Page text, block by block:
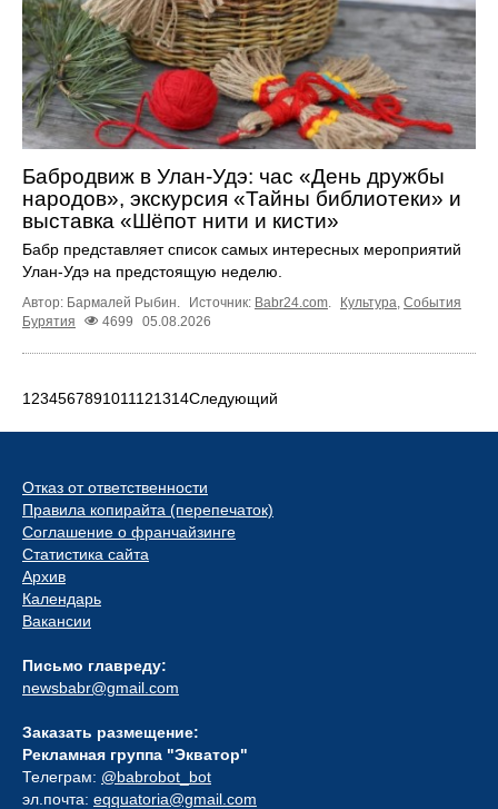
Бабродвиж в Улан-Удэ: час «День дружбы
народов», экскурсия «Тайны библиотеки» и
выставка «Шёпот нити и кисти»
Бабр представляет список самых интересных мероприятий
Улан-Удэ на предстоящую неделю.
Автор: Бармалей Рыбин. Источник: Babr24.com. Культура, События
Бурятия
4699 05.08.2026
1 234567891011121314Следующий
Отказ от ответственности
Правила копирайта (перепечаток)
Соглашение о франчайзинге
Статистика сайта
Архив
Календарь
Вакансии
Письмо главреду:
newsbabr@gmail.com
Заказать размещение:
Рекламная группа "Экватор"
Телеграм: @babrobot_bot
эл.почта: eqquatoria@gmail.com